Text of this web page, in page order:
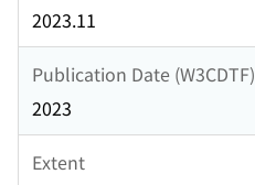
2023.11
Publication Date (W3CDTF)
2023
Extent